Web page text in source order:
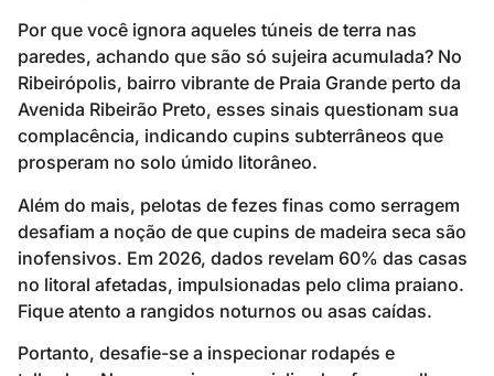
Por que você ignora aqueles túneis de terra nas
paredes, achando que são só sujeira acumulada? No
Ribeirópolis, bairro vibrante de Praia Grande perto da
Avenida Ribeirão Preto, esses sinais questionam sua
complacência, indicando cupins subterrâneos que
prosperam no solo úmido litorâneo.
Além do mais, pelotas de fezes finas como serragem
desafiam a noção de que cupins de madeira seca são
inofensivos. Em 2026, dados revelam 60% das casas
no litoral afetadas, impulsionadas pelo clima praiano.
Fique atento a rangidos noturnos ou asas caídas.
Portanto, desafie-se a inspecionar rodapés e